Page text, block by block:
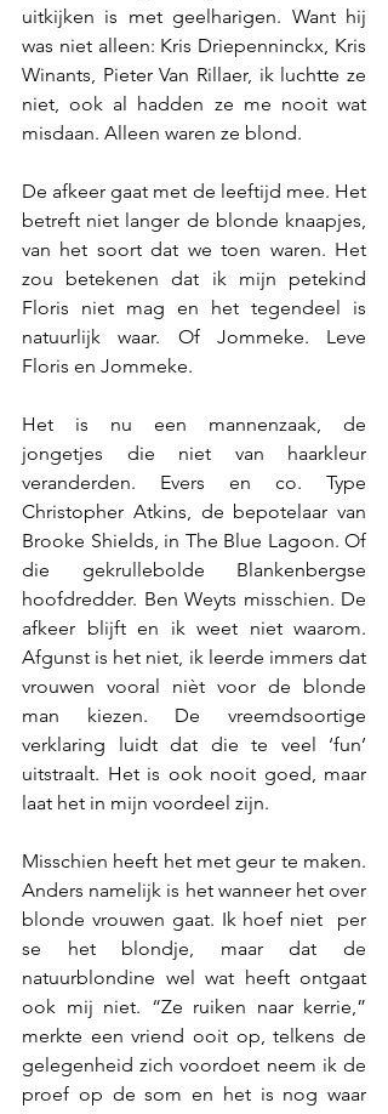
uitkijken is met geelharigen. Want hij
was niet alleen: Kris Driepenninckx, Kris
Winants, Pieter Van Rillaer, ik luchtte ze
niet, ook al hadden ze me nooit wat
misdaan. Alleen waren ze blond.
De afkeer gaat met de leeftijd mee. Het
betreft niet langer de blonde knaapjes,
van het soort dat we toen waren. Het
zou betekenen dat ik mijn petekind
Floris niet mag en het tegendeel is
natuurlijk waar. Of Jommeke. Leve
Floris en Jommeke.
Het is nu een mannenzaak, de
jongetjes die niet van haarkleur
veranderden. Evers en co. Type
Christopher Atkins, de bepotelaar van
Brooke Shields, in The Blue Lagoon. Of
die gekrullebolde Blankenbergse
hoofdredder. Ben Weyts misschien. De
afkeer blijft en ik weet niet waarom.
Afgunst is het niet, ik leerde immers dat
vrouwen vooral nièt voor de blonde
man kiezen. De vreemdsoortige
verklaring luidt dat die te veel ‘fun’
uitstraalt. Het is ook nooit goed, maar
laat het in mijn voordeel zijn.
Misschien heeft het met geur te maken.
Anders namelijk is het wanneer het over
blonde vrouwen gaat. Ik hoef niet  per
se het blondje, maar dat de
natuurblondine wel wat heeft ontgaat
ook mij niet. “Ze ruiken naar kerrie,”
merkte een vriend ooit op, telkens de
gelegenheid zich voordoet neem ik de
proef op de som en het is nog waar